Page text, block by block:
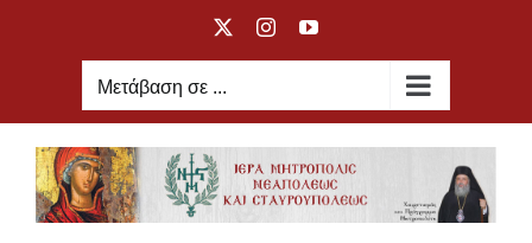
X InstagramYouTube
Μετάβαση σε ...